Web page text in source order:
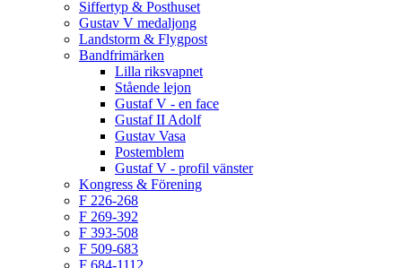
Siffertyp & Posthuset
Gustav V medaljong
Landstorm & Flygpost
Bandfrimärken
Lilla riksvapnet
Stående lejon
Gustaf V - en face
Gustaf II Adolf
Gustav Vasa
Postemblem
Gustaf V - profil vänster
Kongress & Förening
F 226-268
F 269-392
F 393-508
F 509-683